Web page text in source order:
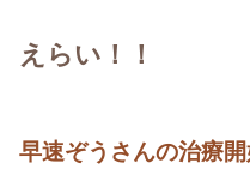
えらい！！
早速ぞうさんの治療開